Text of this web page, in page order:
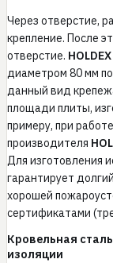
Через отверстие,
крепление. После
отверстие. HOLDEX
диаметром 80 мм
данный вид
площади плиты,
примеру, при
производителя
Для изготовления
гарантирует
хорошей
сертификатами
Кровельная
изоляции